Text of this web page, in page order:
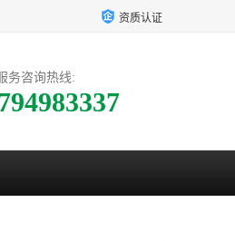
资质认证
务咨询热线: